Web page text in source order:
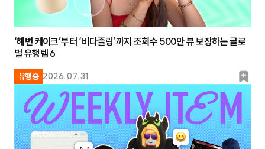
유행중 2026.07.31
북
마
크
‘해변 케이크’부터 ‘비다즐링’까지 조회수 500만 뷰 보장하는 글로
벌 유행템 6